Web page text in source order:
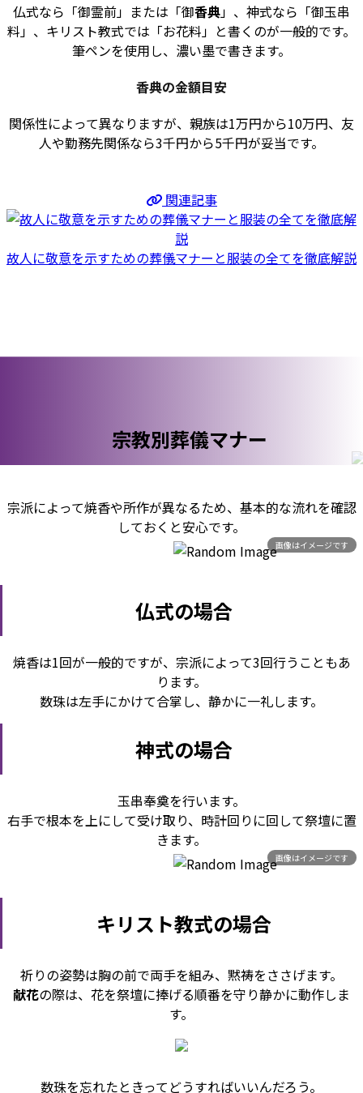
仏式なら「御霊前」または「御香典」、神式なら「御玉串
料」、キリスト教式では「お花料」と書くのが一般的です。
筆ペンを使用し、濃い墨で書きます。
香典の金額目安
関係性によって異なりますが、親族は1万円から10万円、友
人や勤務先関係なら3千円から5千円が妥当です。
関連記事
故人に敬意を示すための葬儀マナーと服装の全てを徹底解説
宗教別葬儀マナー
宗派によって焼香や所作が異なるため、基本的な流れを確認
しておくと安心です。
画像はイメージです
仏式の場合
焼香は1回が一般的ですが、宗派によって3回行うこともあ
ります。
数珠は左手にかけて合掌し、静かに一礼します。
神式の場合
玉串奉奠を行います。
右手で根本を上にして受け取り、時計回りに回して祭壇に置
きます。
画像はイメージです
キリスト教式の場合
祈りの姿勢は胸の前で両手を組み、黙祷をささげます。
献花の際は、花を祭壇に捧げる順番を守り静かに動作しま
す。
数珠を忘れたときってどうすればいいんだろう。